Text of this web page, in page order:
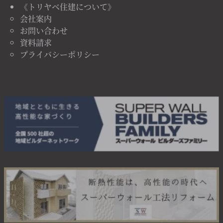
《トリヤベ住建について》
会社案内
お問い合わせ
資料請求
プライバシーポリシー